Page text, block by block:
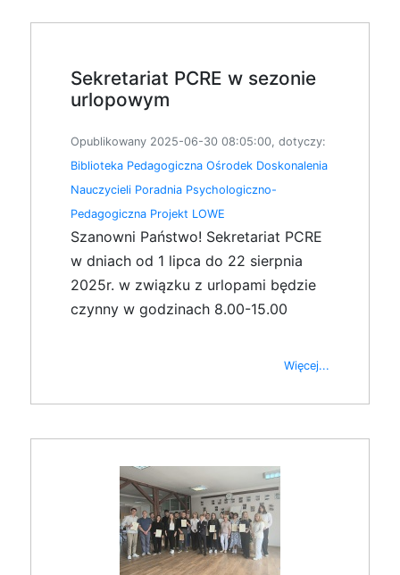
Sekretariat PCRE w sezonie
urlopowym
Opublikowany 2025-06-30 08:05:00, dotyczy:
Biblioteka Pedagogiczna Ośrodek Doskonalenia
Nauczycieli Poradnia Psychologiczno-
Pedagogiczna Projekt LOWE
Szanowni Państwo! Sekretariat PCRE
w dniach od 1 lipca do 22 sierpnia
2025r. w związku z urlopami będzie
czynny w godzinach 8.00-15.00
Więcej...